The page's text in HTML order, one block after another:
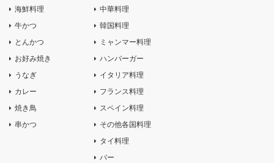
海鮮料理
牛かつ
とんかつ
お好み焼き
うなぎ
カレー
焼き鳥
串かつ
中華料理
韓国料理
ミャンマー料理
ハンバーガー
イタリア料理
フランス料理
スペイン料理
その他各国料理
タイ料理
バー